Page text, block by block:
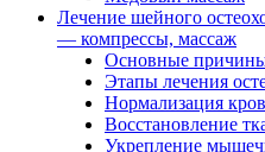
Лечение шейного
— компрессы, массаж
Основные
Этапы лечения
Нормализация
Восстановление
Укрепление